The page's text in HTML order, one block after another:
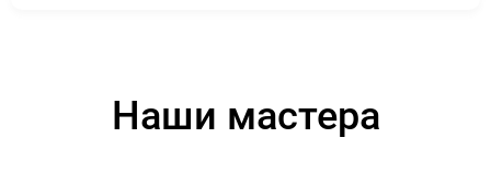
Наши мастера